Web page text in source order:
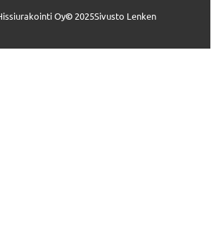
Oy©2025Sivusto Lenken